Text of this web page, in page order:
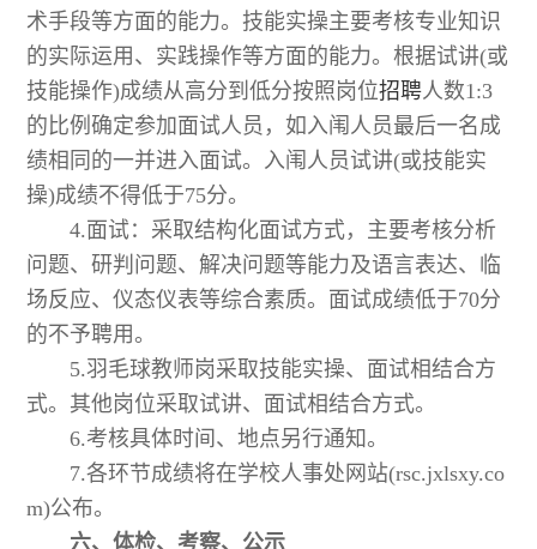
术手段等方面的能力。技能实操主要考核专业知识
的实际运用、实践操作等方面的能力。根据试讲(或
技能操作)成绩从高分到低分按照岗位招聘人数1:3
的比例确定参加面试人员，如入闱人员最后一名成
绩相同的一并进入面试。入闱人员试讲(或技能实
操)成绩不得低于75分。
4.面试：采取结构化面试方式，主要考核分析
问题、研判问题、解决问题等能力及语言表达、临
场反应、仪态仪表等综合素质。面试成绩低于70分
的不予聘用。
5.羽毛球教师岗采取技能实操、面试相结合方
式。其他岗位采取试讲、面试相结合方式。
6.考核具体时间、地点另行通知。
7.各环节成绩将在学校人事处网站(rsc.jxlsxy.co
m)公布。
六、体检、考察、公示